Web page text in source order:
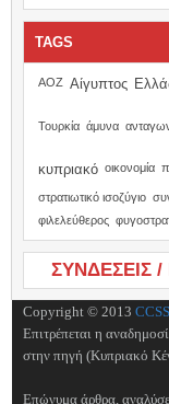
TAGS
ΑΟΖ Αίγυπτος
Τουρκία άμυνα
κυπριακό οικονομία
στρατιωτικό ισοζύγιο
φιλελεύθερος
ΣΥΝΔΕΣΕΙΣ /
Copyright © 2013 CCSS
Επιτρέπεται η
στην πηγή (Κυπριακό
Επώνυμα άρθρα,